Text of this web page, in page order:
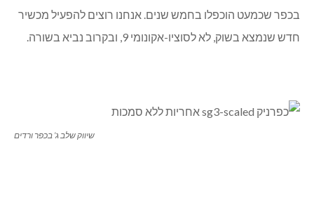
בכפר שכמעט הוכפלו בחמש שנים. אנחנו רוצים להפעיל מכשיר
חדש שנמצא בשוק, לא לסוציו-אקונומי 9, ובקרוב נביא בשורה.
שיווק שלב ג’ בכפר ורדים